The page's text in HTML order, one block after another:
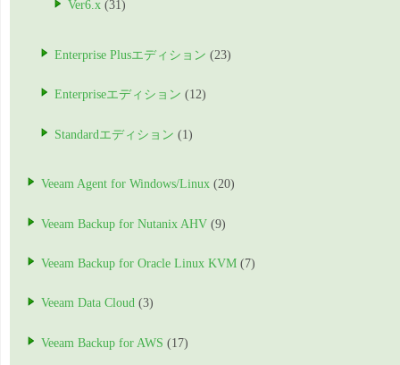
Ver6.x (31)
Enterprise Plusエディション (23)
Enterpriseエディション (12)
Standardエディション (1)
Veeam Agent for Windows/Linux (20)
Veeam Backup for Nutanix AHV (9)
Veeam Backup for Oracle Linux KVM (7)
Veeam Data Cloud (3)
Veeam Backup for AWS (17)